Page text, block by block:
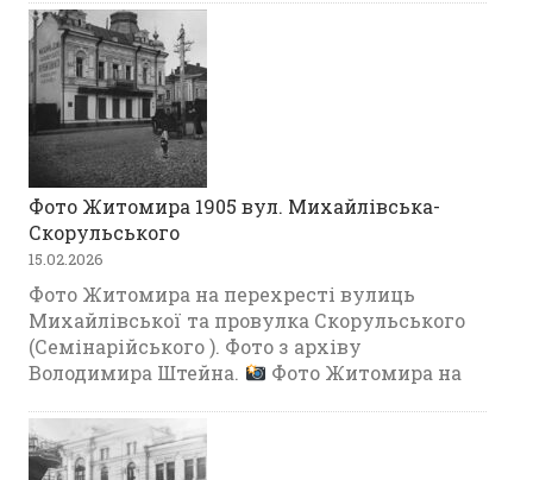
Фото Житомира 1905 вул. Михайлівська-
Скорульського
15.02.2026
Фото Житомира на перехресті вулиць
Михайлівської та провулка Скорульського
(Семінарійського ). Фото з архіву
Володимира Штейна.
Фото Житомира на